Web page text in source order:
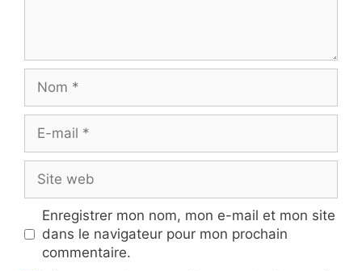
mail
web
Enregistrer mon nom, mon e-mail et mon site
dans le navigateur pour mon prochain
commentaire.